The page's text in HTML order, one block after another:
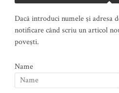
Dacă introduci numele şi adresa
notificare când scriu un articol
poveşti.
Name